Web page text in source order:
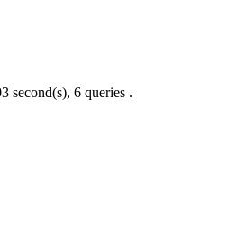
second(s), 6 queries .